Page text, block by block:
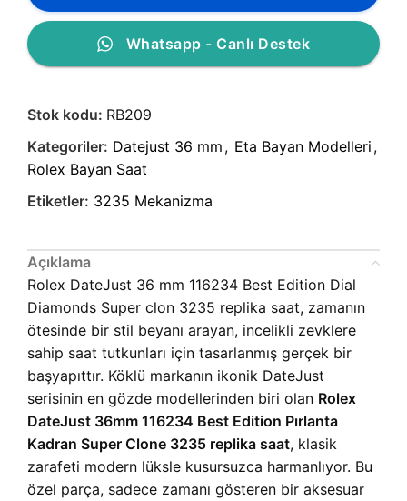
Whatsapp - Canlı Destek
Stok kodu: RB209
Kategoriler: Datejust 36 mm , Eta Bayan Modelleri ,
Rolex Bayan Saat
Etiketler: 3235 Mekanizma
Açıklama
Rolex DateJust 36 mm 116234 Best Edition Dial
Diamonds Super clon 3235 replika saat, zamanın
ötesinde bir stil beyanı arayan, incelikli zevklere
sahip saat tutkunları için tasarlanmış gerçek bir
başyapıttır. Köklü markanın ikonik DateJust
serisinin en gözde modellerinden biri olan Rolex
DateJust 36mm 116234 Best Edition Pırlanta
Kadran Super Clone 3235 replika saat, klasik
zarafeti modern lüksle kusursuzca harmanlıyor. Bu
özel parça, sadece zamanı gösteren bir aksesuar